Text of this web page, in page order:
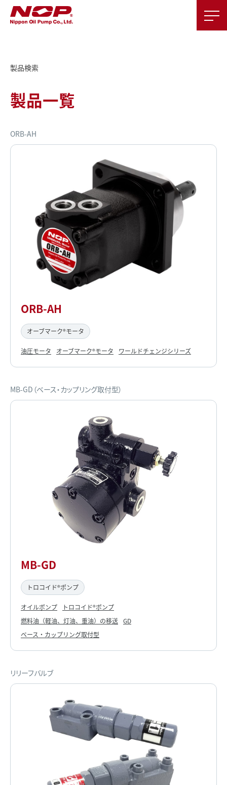
製品検索
製品一覧
ORB-AH
ORB-AH
オーブマーク®モータ
油圧モータ オーブマーク®モータ ワールドチェンジシリーズ
MB-GD（ベース・カップリング取付型）
MB-GD
トロコイド®ポンプ
オイルポンプ
トロコイド®ポンプ
燃料油（軽油、灯油、重油）の移送 GD
ベース・カップリング取付型
リリーフバルブ